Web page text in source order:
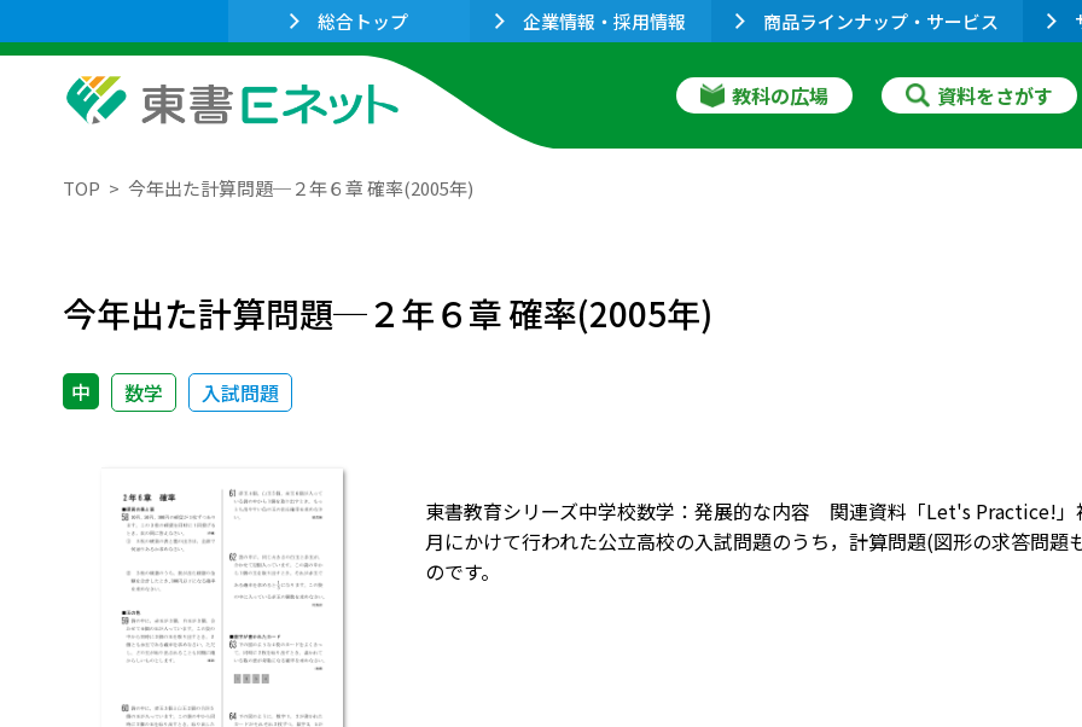
総合トップ 企業情報・採用情報 商品ラインナップ・サービス
教科の広場 資料をさがす
TOP 今年出た計算問題─２年６章 確率(2005年)
今年出た計算問題─２年６章 確率(2005年)
中 数学 入試問題
東書教育シリーズ中学校数学：発展的な内容 関連資料「Let's Practice!
月にかけて行われた公立高校の入試問題のうち，計算問題(図形の求答問
のです。